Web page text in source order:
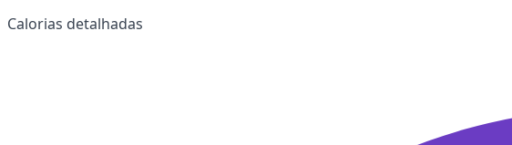
Calorias detalhadas